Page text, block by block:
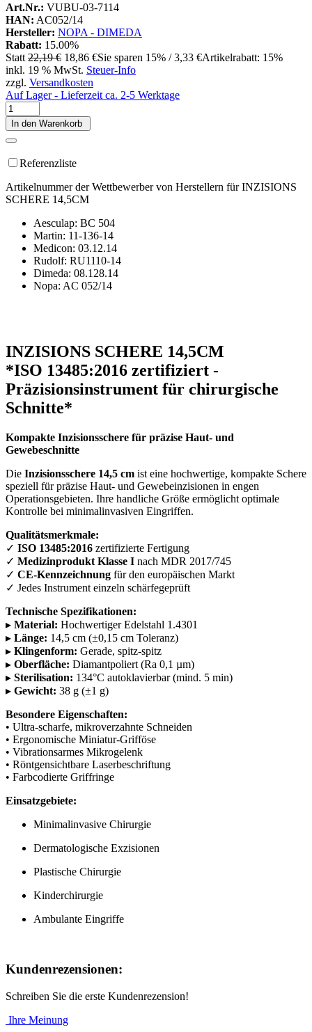
Art.Nr.: VUBU-03-7114
HAN: AC052/14
Hersteller: NOPA - DIMEDA
Rabatt: 15.00%
Statt 22,19 € 18,86 €Sie sparen 15% / 3,33 €Artikelrabatt: 15%
inkl. 19 % MwSt. Steuer-Info
zzgl. Versandkosten
Auf Lager - Lieferzeit ca. 2-5 Werktage
In den Warenkorb
Referenzliste
Artikelnummer der Wettbewerber von Herstellern für INZISIONS
SCHERE 14,5CM
Aesculap: BC 504
Martin: 11-136-14
Medicon: 03.12.14
Rudolf: RU1110-14
Dimeda: 08.128.14
Nopa: AC 052/14
INZISIONS SCHERE 14,5CM
*ISO 13485:2016 zertifiziert -
Präzisionsinstrument für chirurgische
Schnitte*
Kompakte Inzisionsschere für präzise Haut- und
Gewebeschnitte
Die Inzisionsschere 14,5 cm ist eine hochwertige, kompakte Schere
speziell für präzise Haut- und Gewebeinzisionen in engen
Operationsgebieten. Ihre handliche Größe ermöglicht optimale
Kontrolle bei minimalinvasiven Eingriffen.
Qualitätsmerkmale:
✓ ISO 13485:2016 zertifizierte Fertigung
✓ Medizinprodukt Klasse I nach MDR 2017/745
✓ CE-Kennzeichnung für den europäischen Markt
✓ Jedes Instrument einzeln schärfegeprüft
Technische Spezifikationen:
▸ Material: Hochwertiger Edelstahl 1.4301
▸ Länge: 14,5 cm (±0,15 cm Toleranz)
▸ Klingenform: Gerade, spitz-spitz
▸ Oberfläche: Diamantpoliert (Ra 0,1 µm)
▸ Sterilisation: 134°C autoklavierbar (mind. 5 min)
▸ Gewicht: 38 g (±1 g)
Besondere Eigenschaften:
• Ultra-scharfe, mikroverzahnte Schneiden
• Ergonomische Miniatur-Grifföse
• Vibrationsarmes Mikrogelenk
• Röntgensichtbare Laserbeschriftung
• Farbcodierte Griffringe
Einsatzgebiete:
Minimalinvasive Chirurgie
Dermatologische Exzisionen
Plastische Chirurgie
Kinderchirurgie
Ambulante Eingriffe
Kundenrezensionen:
Schreiben Sie die erste Kundenrezension!
Ihre Meinung